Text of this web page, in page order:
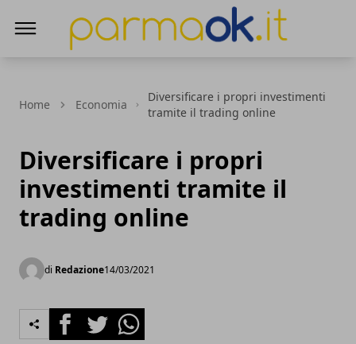
Home Economia
Diversificare i propri investimenti
tramite il trading online
Diversificare i propri
investimenti tramite il
trading online
di Redazione14/03/2021
FacebookTwitterWhatsapp